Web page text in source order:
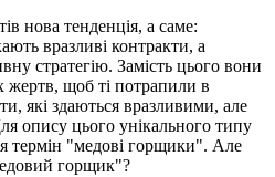
нова тенденція, а саме:
вразливі контракти, а
стратегію. Замість цього вони
жертв, щоб ті потрапили в
які здаються вразливими, але
опису цього унікального типу
термін "медові горщики". Але
горщик"?